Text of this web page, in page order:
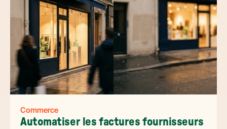
Commerce
Automatiser les factures fournisseurs